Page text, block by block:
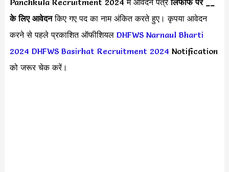
के लिए आवेदनकिए गए पद का नाम अंकित करते हुए। कृपया आवेदन
करने से पहले प्रकाशित ऑफीशियल DHFWS Narnaul Bharti
2024 DHFWS Basirhat Recruitment 2024 Notification
को जरूर चेक करें।